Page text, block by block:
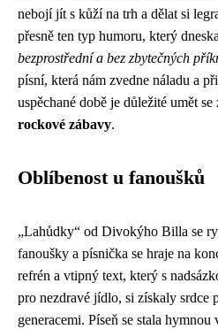
nebojí jít s kůží na trh a dělat si
přesně ten typ humoru, který
bezprostřední a bez zbytečných
písní, která nám zvedne náladu a
uspěchané době je důležité umět se
rockové zábavy.
Oblíbenost u fanoušků
„Lahůdky“ od Divokýho Billa se
fanoušky a písnička se hraje na
refrén a vtipný text, který s
pro nezdravé jídlo, si získaly srdce
generacemi. Píseň se stala